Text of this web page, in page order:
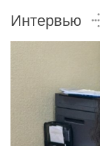
Интервью